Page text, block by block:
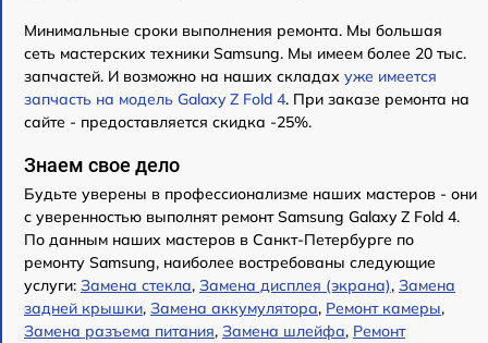
Минимальные сроки выполнения ремонта. Мы большая
сеть мастерских техники Samsung. Мы имеем более 20 тыс.
запчастей. И возможно на наших складах уже имеется
запчасть на модель Galaxy Z Fold 4. При заказе ремонта на
сайте - предоставляется скидка -25%.
Знаем свое дело
Будьте уверены в профессионализме наших мастеров - они
с уверенностью выполнят ремонт Samsung Galaxy Z Fold 4.
По данным наших мастеров в Санкт-Петербурге по
ремонту Samsung, наиболее востребованы следующие
услуги: Замена стекла, Замена дисплея (экрана), Замена
задней крышки, Замена аккумулятора, Ремонт камеры,
Замена разъема питания, Замена шлейфа, Ремонт